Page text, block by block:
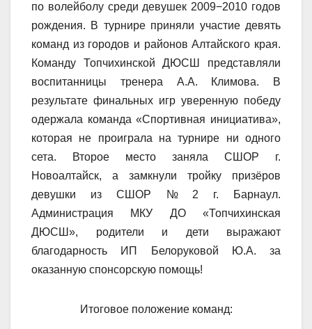
по волейболу среди девушек 2009−2010 годов
рождения. В турнире приняли участие девять
команд из городов и районов Алтайского края.
Команду Топчихинской ДЮСШ представляли
воспитанницы тренера А.А. Климова. В
результате финальных игр уверенную победу
одержала команда «Спортивная инициатива»,
которая не проиграла на турнире ни одного
сета. Второе место заняла СШОР г.
Новоалтайск, а замкнули тройку призёров
девушки из СШОР № 2 г. Барнаул.
Администрация МКУ ДО «Топчихинская
ДЮСШ», родители и дети выражают
благодарность ИП Белоруковой Ю.А. за
оказанную спонсорскую помощь!
Итоговое положение команд: